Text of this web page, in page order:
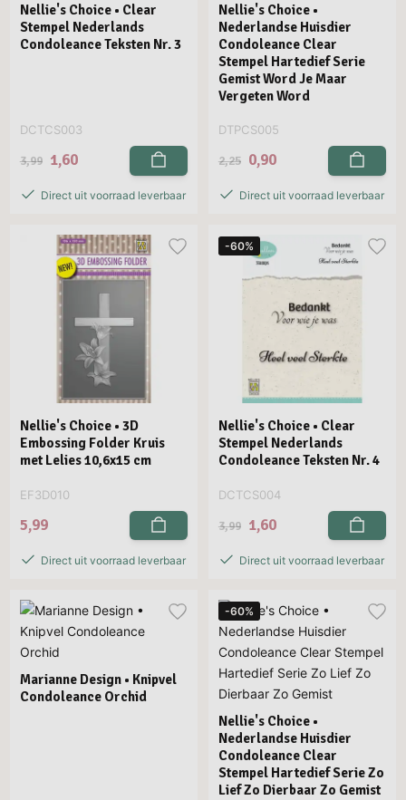
Nellie's Choice • Clear
Stempel Nederlands
Condoleance Teksten Nr. 3
DCTCS003
3,99 1,60
Direct uit voorraad leverbaar
Nellie's Choice •
Nederlandse Huisdier
Condoleance Clear
Stempel Hartedief Serie
Gemist Word Je Maar
Vergeten Word
DTPCS005
2,25 0,90
Direct uit voorraad leverbaar
Nellie's Choice • 3D
Embossing Folder Kruis
met Lelies 10,6x15 cm
EF3D010
5,99
Direct uit voorraad leverbaar
-60%
Nellie's Choice • Clear
Stempel Nederlands
Condoleance Teksten Nr. 4
DCTCS004
3,99 1,60
Direct uit voorraad leverbaar
Marianne Design • Knipvel
Condoleance Orchid
-60%
Nellie's Choice •
Nederlandse Huisdier
Condoleance Clear
Stempel Hartedief Serie Zo
Lief Zo Dierbaar Zo Gemist